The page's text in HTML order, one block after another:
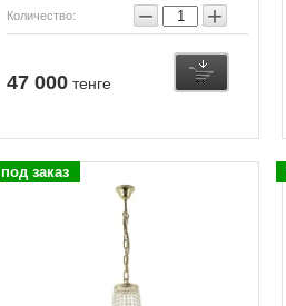
Количество: − +
47 000 тенге
под заказ